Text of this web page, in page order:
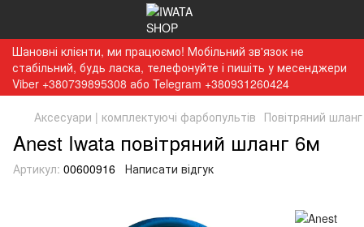
Шановні клієнти, ми працюємо! Мобільний зв'язок не
стабільний, будь ласка, телефонуйте і пишіть у месенджери
Viber +380739895308 або Telegram +380931260424
Аксесуари | комплектуючі фарбопультів Повітряний
Anest Iwata повітряний шланг 6м
Артикул: 00600916 Написати відгук